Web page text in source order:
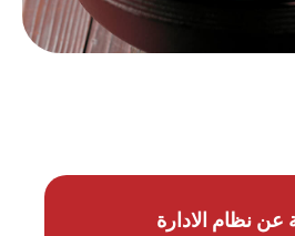
عن نظام الادارة